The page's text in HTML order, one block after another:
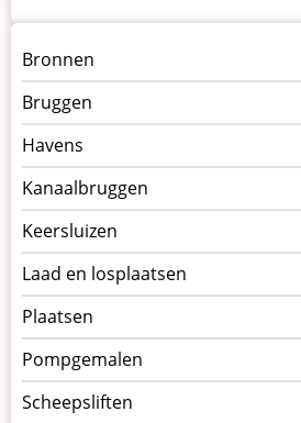
Menu
kunstwerken
op
kunstwerkpagina
Bronnen
Bruggen
Havens
Kanaalbruggen
Keersluizen
Laad en losplaatsen
Plaatsen
Pompgemalen
Scheepsliften